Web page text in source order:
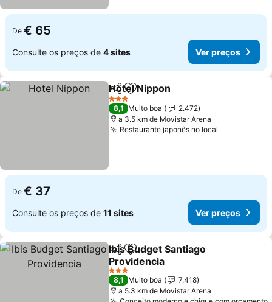
De € 65
Consulte os preços de 4 sites Ver preços
PartilharAdicionar aos favoritos
Hotel Nippon
3 Estrelas
8,1 Muito boa
2.472
a 3.5 km de Movistar Arena
Restaurante japonês no local
De € 37
Consulte os preços de 11 sites Ver preços
PartilharAdicionar aos favoritos
Ibis Budget Santiago
Providencia
Ver preços
3 Estrelas
8,1 Muito boa
7.418
a 5.3 km de Movistar Arena